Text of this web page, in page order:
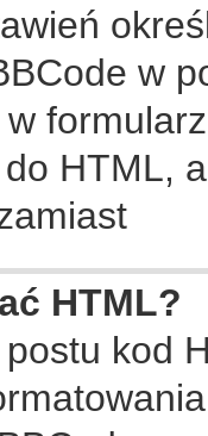
w
do HTML,
HTML?
kod